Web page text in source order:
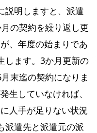
説明しますと、派遣
の契約を繰り返し更
、年度の始まりであ
します。3か月更新の
末迄の契約になりま
生していなければ、
人手が足りない状況
派遣先と派遣元の派